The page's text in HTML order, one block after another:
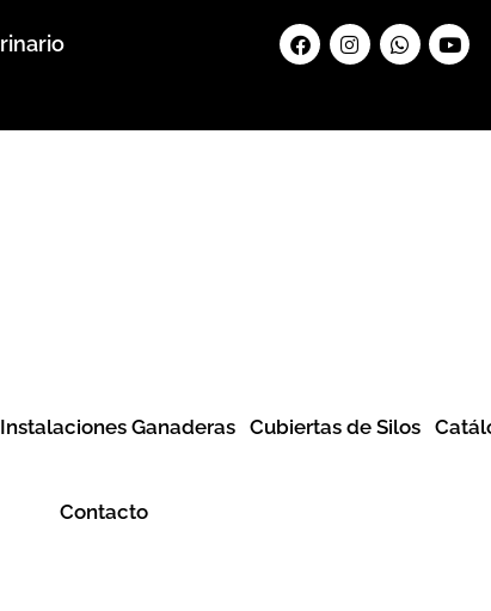
FacebookInstagram
Whatsapp
Instalaciones Ganaderas Cubiertas de Silos
Contacto